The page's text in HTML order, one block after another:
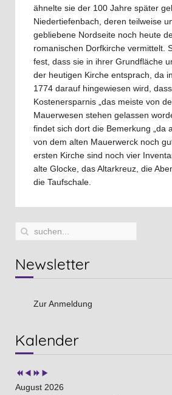
ähnelte sie der 100 Jahre später
Niedertiefenbach, deren teilweise
gebliebene Nordseite noch heute
romanischen Dorfkirche vermittelt.
fest, dass sie in ihrer Grundfläche
der heutigen Kirche entsprach, da
1774 darauf hingewiesen wird,
Kostenersparnis „das meiste von
Mauerwesen stehen gelassen
findet sich dort die Bemerkung „da
von dem alten Mauerwerck noch
ersten Kirche sind noch vier
alte Glocke, das Altarkreuz, die
die Taufschale.
Newsletter
Zur Anmeldung
Kalender
JahrMonat
JahrMonat
August 2026